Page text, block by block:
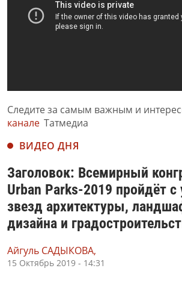
Следите за самым важным и
канале Татмедиа
ВИДЕО ДНЯ
Заголовок: Всемирный
Urban Parks-2019 пройдёт с
звезд архитектуры,
дизайна и
Айгуль САДЫКОВА,
15 Октябрь 2019 - 14:31